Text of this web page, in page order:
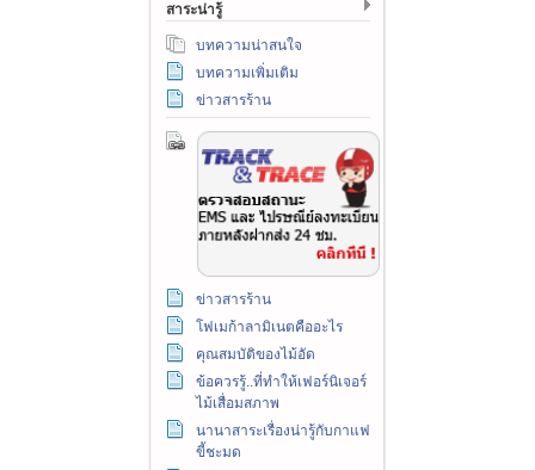
สาระน่ารู้
บทความน่าสนใจ
บทความเพิ่มเติม
ข่าวสารร้าน
ข่าวสารร้าน
โฟเมก้าลามิเนตคืออะไร
คุณสมบัติของไม้อัด
ข้อควรรู้..ที่ทำให้เฟอร์นิเจอร์
ไม้เสื่อมสภาพ
นานาสาระเรื่องน่ารู้กับกาแฟ
ขี้ชะมด